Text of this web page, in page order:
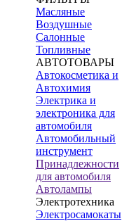
Масляные
Воздушные
Салонные
Топливные
АВТОТОВАРЫ
Автокосметика и
Автохимия
Электрика и
электроника для
автомобиля
Автомобильный
инструмент
Принадлежности
для автомобиля
Автолампы
Электротехника
Электросамокаты